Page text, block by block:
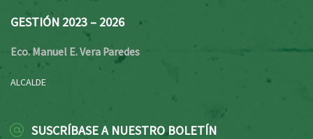
GESTIÓN 2023 – 2026
Eco. Manuel E. Vera Paredes
ALCALDE
SUSCRÍBASE A NUESTRO BOLETÍN